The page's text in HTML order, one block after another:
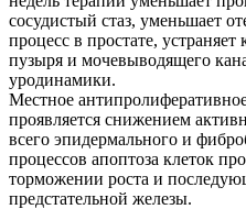
сосудистый стаз, уменьшает
процесс в простате,
пузыря и мочевыводящего
уродинамики.
Местное
проявляется снижением
всего эпидермального и
процессов апоптоза клеток
торможении роста и
предстательной железы.